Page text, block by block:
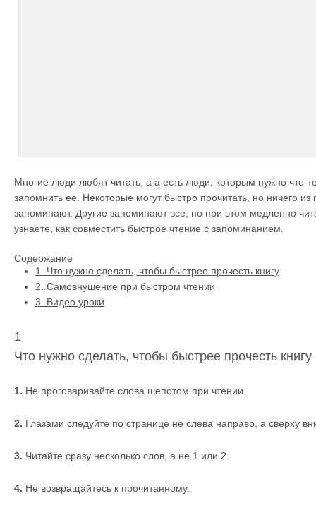
Многие люди любят читать, а а есть люди, которым нужно что-
запомнить ее. Некоторые могут быстро прочитать, но ничего из
запоминают. Другие запоминают все, но при этом медленно
узнаете, как совместить быстрое чтение с запоминанием.
Содержание
1.
Что нужно сделать, чтобы быстрее прочесть книгу
2. Самовнушение при быстром чтении
3.
Видео уроки
1
Что нужно сделать, чтобы быстрее прочесть книгу
1. Не проговаривайте слова шепотом при чтении.
2. Глазами следуйте по странице не слева направо, а сверху
3. Читайте сразу несколько слов, а не 1 или 2.
4. Не возвращайтесь к прочитанному.